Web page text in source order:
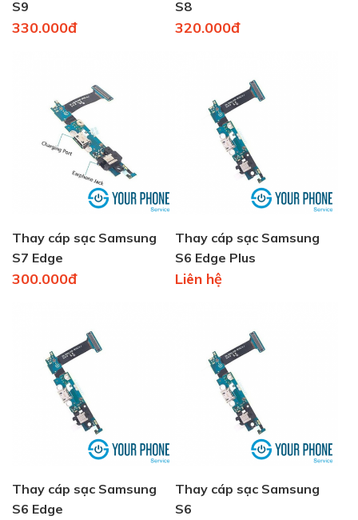
S9
330.000đ
S8
320.000đ
Thay cáp sạc Samsung
S7 Edge
300.000đ
Thay cáp sạc Samsung
S6 Edge Plus
Liên hệ
Thay cáp sạc Samsung
S6 Edge
Thay cáp sạc Samsung
S6